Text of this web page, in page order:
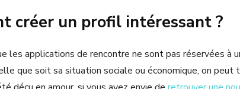
créer un profil intéressant ?
les applications de rencontre ne sont pas réservées à
que soit sa situation sociale ou économique, on peut